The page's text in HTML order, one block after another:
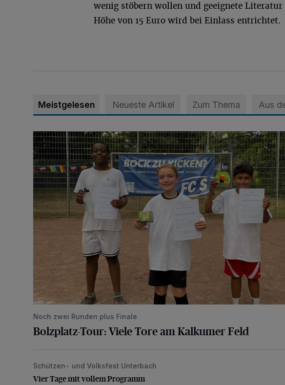
wenig stöbern wollen und geeignete
Höhe von 15 Euro wird bei Einlass entrichtet.
Meistgelesen Neueste Artikel Zum Thema Aus
Bolzplatz-Tour: Viele Tore am Kalkumer Feld
Noch zwei Runden plus Finale
Bolzplatz-Tour: Viele Tore am Kalkumer Feld
Vier Tage mit vollem Programm
Schützen- und Volksfest Unterbach
Vier Tage mit vollem Programm